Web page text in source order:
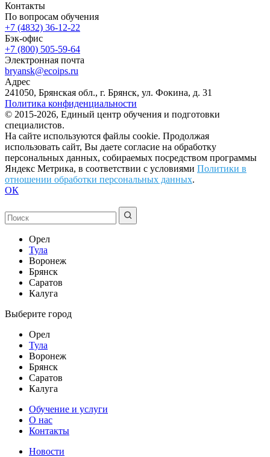
Контакты
По вопросам обучения
+7 (4832) 36-12-22
Бэк-офис
+7 (800) 505-59-64
Электронная почта
bryansk@ecoips.ru
Адрес
241050, Брянская обл., г. Брянск, ул. Фокина, д. 31
Политика конфиденциальности
© 2015-2026, Единый центр обучения и подготовки
специалистов.
На сайте используются файлы cookie. Продолжая
использовать сайт, Вы даете согласие на обработку
персональных данных, собираемых посредством программы
Яндекс Метрика, в соответствии с условиями Политики в
отношении обработки персональных данных.
ОК
Орел
Тула
Воронеж
Брянск
Саратов
Калуга
Выберите город
Орел
Тула
Воронеж
Брянск
Саратов
Калуга
Обучение и услуги
О нас
Контакты
Новости